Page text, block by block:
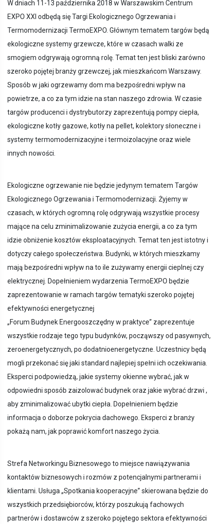
W dniach 11-13 października 2018 w Warszawskim Centrum
EXPO XXI odbędą się Targi Ekologicznego Ogrzewania i
Termomodernizacji TermoEXPO. Głównym tematem targów będą
ekologiczne systemy grzewcze, które w czasach walki ze
smogiem odgrywają ogromną rolę. Temat ten jest bliski zarówno
szeroko pojętej branży grzewczej, jak mieszkańcom Warszawy.
Sposób w jaki ogrzewamy dom ma bezpośredni wpływ na
powietrze, a co za tym idzie na stan naszego zdrowia. W czasie
targów producenci i dystrybutorzy zaprezentują pompy ciepła,
ekologiczne kotły gazowe, kotły na pellet, kolektory słoneczne i
systemy termomodernizacyjne i termoizolacyjne oraz wiele
innych nowości.
Ekologiczne ogrzewanie nie będzie jedynym tematem Targów
Ekologicznego Ogrzewania i Termomodernizacji. Żyjemy w
czasach, w których ogromną rolę odgrywają wszystkie procesy
mające na celu zminimalizowanie zużycia energii, a co za tym
idzie obniżenie kosztów eksploatacyjnych. Temat ten jest istotny i
dotyczy całego społeczeństwa. Budynki, w których mieszkamy
mają bezpośredni wpływ na to ile zużywamy energii cieplnej czy
elektrycznej. Dopełnieniem wydarzenia TermoEXPO będzie
zaprezentowanie w ramach targów tematyki szeroko pojętej
efektywności energetycznej
„Forum Budynek Energooszczędny w praktyce” zaprezentuje
wszystkie rodzaje tego typu budynków, począwszy od pasywnych,
zeroenergetycznych, po dodatnioenergetyczne. Uczestnicy będą
mogli przekonać się jaki standard najlepiej spełni ich oczekiwania.
Eksperci podpowiedzą, jakie systemy okienne wybrać, jak w
odpowiedni sposób zaizolować budynek oraz jakie wybrać drzwi ,
aby zminimalizować ubytki ciepła. Dopełnieniem będzie
informacja o doborze pokrycia dachowego. Eksperci z branży
pokażą nam, jak poprawić komfort naszego życia.
Strefa Networkingu Biznesowego to miejsce nawiązywania
kontaktów biznesowych i rozmów z potencjalnymi partnerami i
klientami. Usługa „Spotkania kooperacyjne” skierowana będzie do
wszystkich przedsiębiorców, którzy poszukują fachowych
partnerów i dostawców z szeroko pojętego sektora efektywności